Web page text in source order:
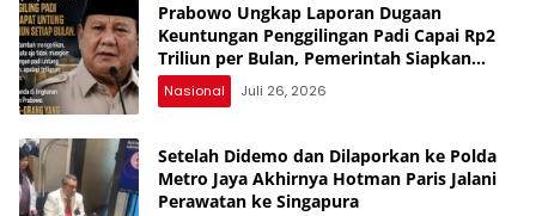
Prabowo Ungkap Laporan Dugaan
Keuntungan Penggilingan Padi Capai Rp2
Triliun per Bulan, Pemerintah Siapkan
Penertiban
Nasional Juli 26, 2026
Setelah Didemo dan Dilaporkan ke Polda
Metro Jaya Akhirnya Hotman Paris Jalani
Perawatan ke Singapura